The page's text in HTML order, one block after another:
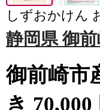
しずおかけん
静岡県 御
御前崎市
き